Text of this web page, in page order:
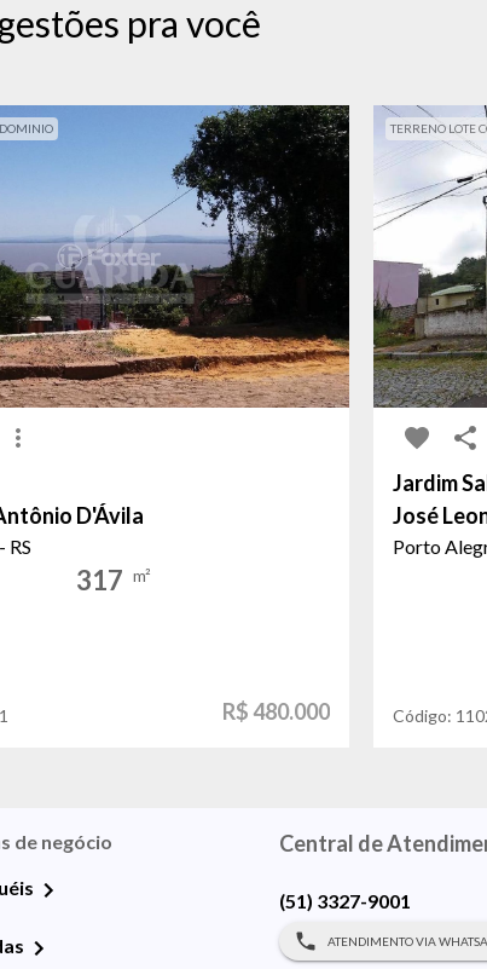
pra você
D'Ávila
RS
317 m²
R$ 480.000
TERRENO LOTE
Jardim
José
Porto
Código:
de negócio
Central de
(51) 3327-9001
ATENDIMENTO VIA